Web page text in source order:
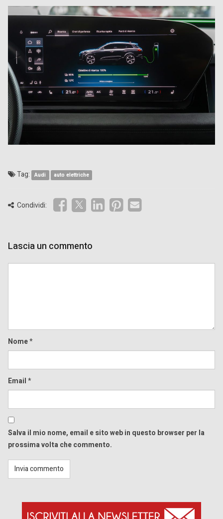
Tag: Audi auto elettriche
Condividi:
Lascia un commento
Nome*
Email*
Salva il mio nome, email e sito web in questo browser per la
prossima volta che commento.